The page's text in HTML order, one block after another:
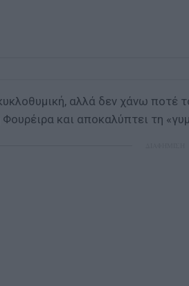
αλλά δεν χάνω
Φουρέιρα και αποκαλύπτει τη